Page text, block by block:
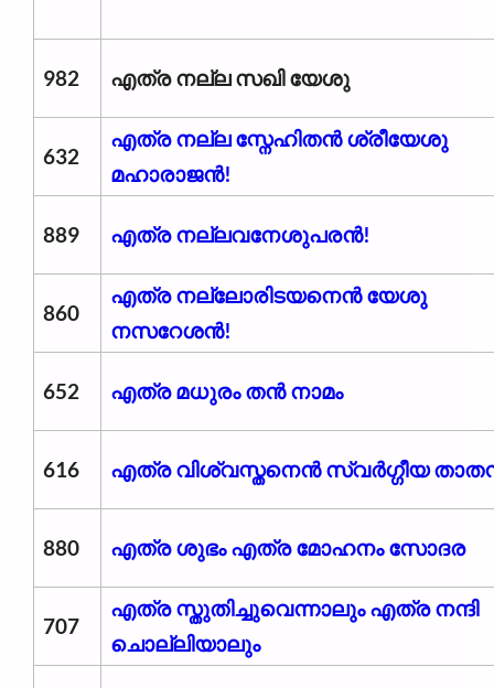
982 എത്ര നല്ല സഖി യേശു
632
എത്ര നല്ല സ്നേഹിതൻ ശ്രീയേശു
മഹാരാജൻ!
889 എത്ര നല്ലവനേശുപരൻ!
860
എത്ര നല്ലോരിടയനെൻ യേശു
നസറേശൻ!
652 എത്ര മധുരം തൻ നാമം
616 എത്ര വിശ്വസ്തനെൻ സ്വർഗ്ഗീയ
880 എത്ര ശുഭം എത്ര മോഹനം സോദര
707
എത്ര സ്തുതിച്ചുവെന്നാലും എത്ര നന്ദി
ചൊല്ലിയാലും